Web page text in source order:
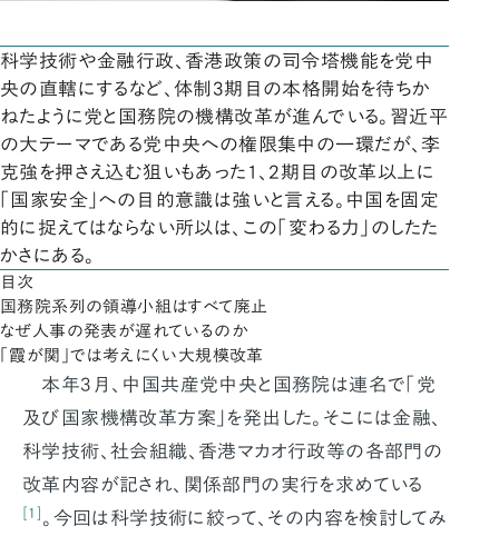
科学技術や金融行政、香港政策の司令塔機能を党中
央の直轄にするなど、体制3期目の本格開始を待ちか
ねたように党と国務院の機構改革が進んでいる。習近平
の大テーマである党中央への権限集中の一環だが、李
克強を押さえ込む狙いもあった1、2期目の改革以上に
「国家安全」への目的意識は強いと言える。中国を固定
的に捉えてはならない所以は、この「変わる力」のしたた
かさにある。
目次
国務院系列の領導小組はすべて廃止
なぜ人事の発表が遅れているのか
「霞が関」では考えにくい大規模改革
本年3月、中国共産党中央と国務院は連名で「党
及び国家機構改革方案」を発出した。そこには金融、
科学技術、社会組織、香港マカオ行政等の各部門の
改革内容が記され、関係部門の実行を求めている
[1] 。今回は科学技術に絞って、その内容を検討してみ